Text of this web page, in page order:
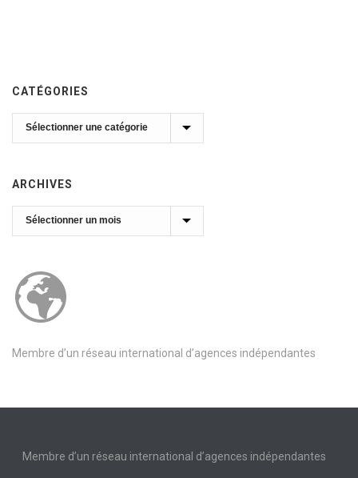
CATÉGORIES
Catégories
ARCHIVES
Archives
Membre d’un réseau international d’agences indépendantes
Membre d’un réseau international d’agences indépendantes